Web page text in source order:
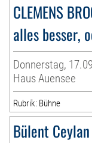
CLEMENS
alles besser,
Donnerstag,
Haus Auensee
Rubrik: Bühne
Bülent